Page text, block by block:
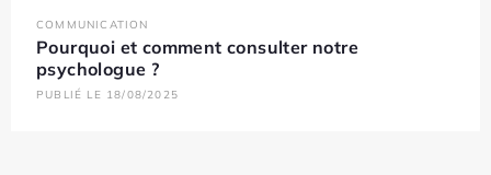
COMMUNICATION
Pourquoi et comment consulter notre
psychologue ?
PUBLIÉ LE 18/08/2025